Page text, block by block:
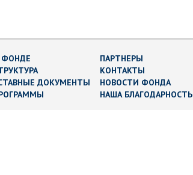
ФОНДЕ
ДОКУМЕНТЫ
ПАРТНЕРЫ
КОНТАКТЫ
НОВОСТИ ФОНДА
НАША БЛАГОДАРНОСТЬ